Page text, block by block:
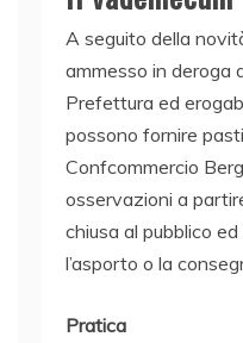
A seguito della
ammesso in deroga
Prefettura ed
possono fornire
Confcommercio
osservazioni a
chiusa al pubblico
l’asporto o la
Pratica